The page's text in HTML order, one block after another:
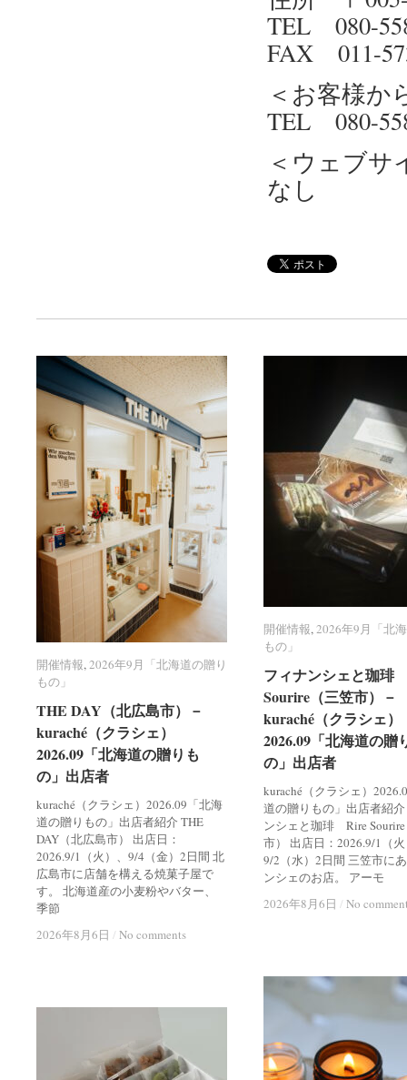
TEL 080-
FAX 011-
＜お客様か
TEL 080-
＜ウェブサ
なし
開催情報,2026年9月「北海道の贈り
もの」
THE DAY（北広島市）－
kuraché（クラシェ）
2026.09「北海道の贈りも
の」出店者
kuraché（クラシェ）2026.09「北海
道の贈りもの」出店者紹介 THE
DAY（北広島市） 出店日：
2026.9/1（火）、9/4（金）2日間 北
広島市に店舗を構える焼菓子屋で
す。 北海道産の小麦粉やバター、
季節
2026年8月6日 / No comments
開催情報 2026年9月「北海道の贈り
もの」
THE DAY（北広島市）－
kuraché（クラシェ）
2026.09「北海道の贈りも
の」出店者
2026年8月6日 / No comments
開催情報,2026年9月「北
もの」
フィナンシェと珈
Sourire（三笠市）－
kuraché（クラシェ）
2026.09「北海道の贈
の」出店者
kuraché（クラシェ）
道の贈りもの」出店者紹
ンシェと珈琲 Rire
市） 出店日：2026.9/1（
9/2（水）2日間 三笠市に
ンシェのお店。 アーモ
2026年8月6日 / No
開催情報 2026年9月「北
もの」
フィナンシェと珈
Sourire（三笠市）－
kuraché（クラシェ）
2026.09「北海道の贈
の」出店者
2026年8月6日 / No